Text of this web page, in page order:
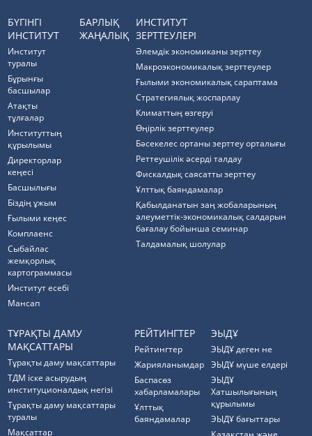
БҮГІНГІ
ИНСТИТУТ
Институт
туралы
Бұрынғы
басшылар
Атақты
тұлғалар
Институттың
құрылымы
Директорлар
кеңесі
Басшылығы
Біздің ұжым
Ғылыми кеңес
Комплаенс
Cыбайлас
жемқорлық
картограммасы
Институт есебі
Мансап
БАРЛЫҚ
ЖАҢАЛЫҚ
ИНСТИТУТ
ЗЕРТТЕУЛЕРІ
Әлемдік экономиканы зерттеу
Макроэкономикалық зерттеулер
Ғылыми экономикалық сараптама
Стратегиялық жоспарлау
Климаттың өзгеруі
Өңірлік зерттеулер
Бәсекелес ортаны зерттеу орталығы
Реттеушілік әсерді талдау
Фискалдық саясатты зерттеу
Ұлттық баяндамалар
Қабылданатын заң жобаларының
әлеуметтік-экономикалық салдарын
бағалау бойынша семинар
Талдамалық шолулар
ТҰРАҚТЫ ДАМУ
МАҚСАТТАРЫ
Тұрақты даму мақсаттары
ТДМ іске асырудың
институционалдық негізі
Тұрақты даму мақсаттары
туралы
Мақсаттар
РЕЙТИНГТЕР
Рейтингтер
Жарияланымдар
Баспасөз
хабарламалары
Ұлттық
баяндамалар
ЭЫДҰ
ЭЫДҰ деген не
ЭЫДҰ мүше елдері
ЭЫДҰ
Хатшылығының
құрылымы
ЭЫДҰ бағыттары